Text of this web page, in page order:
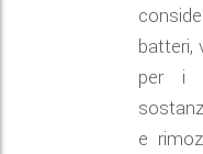
batteri,
per i
e